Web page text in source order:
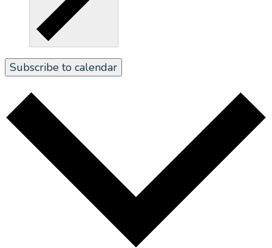
Subscribe to calendar